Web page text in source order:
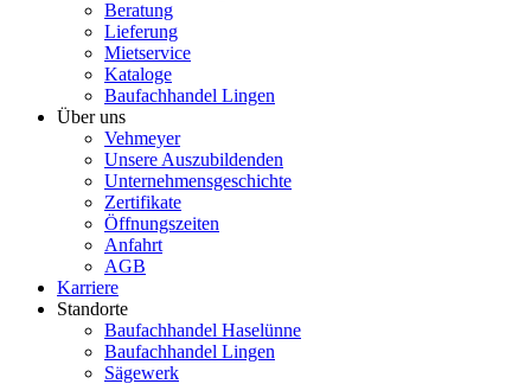
Beratung
Lieferung
Mietservice
Kataloge
Baufachhandel Lingen
Über uns
Vehmeyer
Unsere Auszubildenden
Unternehmensgeschichte
Zertifikate
Öffnungszeiten
Anfahrt
AGB
Karriere
Standorte
Baufachhandel Haselünne
Baufachhandel Lingen
Sägewerk